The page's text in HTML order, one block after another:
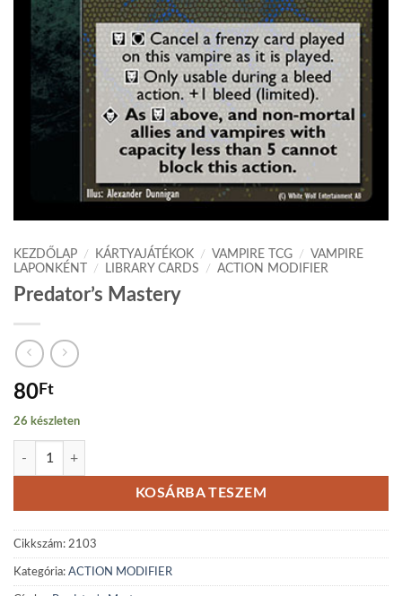
KEZDŐLAP / KÁRTYAJÁTÉKOK / VAMPIRE TCG /
VAMPIRE
LAPONKÉNT
/ LIBRARY CARDS / ACTION MODIFIER
Predator’s Mastery
80Ft
26 készleten
Predator's Mastery mennyiség
KOSÁRBA TESZEM
Cikkszám: 2103
Kategória: ACTION MODIFIER